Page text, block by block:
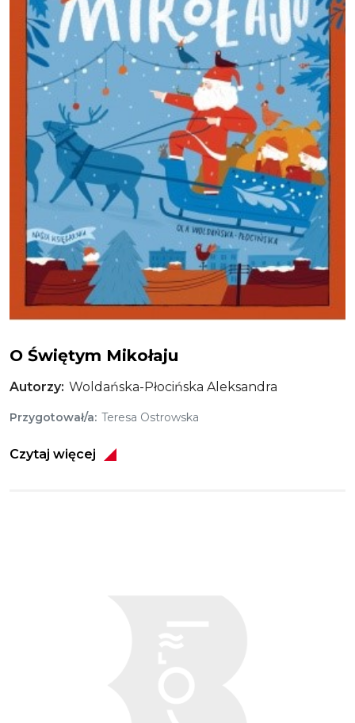
O Świętym Mikołaju
Autorzy Woldańska-Płocińska Aleksandra
Przygotował/a Teresa Ostrowska
Czytaj więcej